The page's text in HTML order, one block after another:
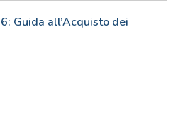
Guida all’Acquisto dei